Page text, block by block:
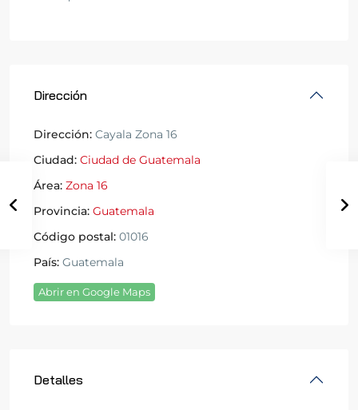
Dirección
Dirección: Cayala Zona 16
Ciudad: Ciudad de Guatemala
Área: Zona 16
Provincia: Guatemala
Código postal: 01016
País: Guatemala
Abrir en Google Maps
Detalles